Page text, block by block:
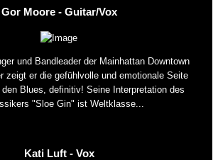
Gor Moore - Guitar/Vox
und Bandleader der Mainhattan Downtown
zeigt er die gefühlvolle und emotionale Seite
Blues, definitiv! Seine Interpretation des
"Sloe Gin" ist Weltklasse...
Kati Luft - Vox